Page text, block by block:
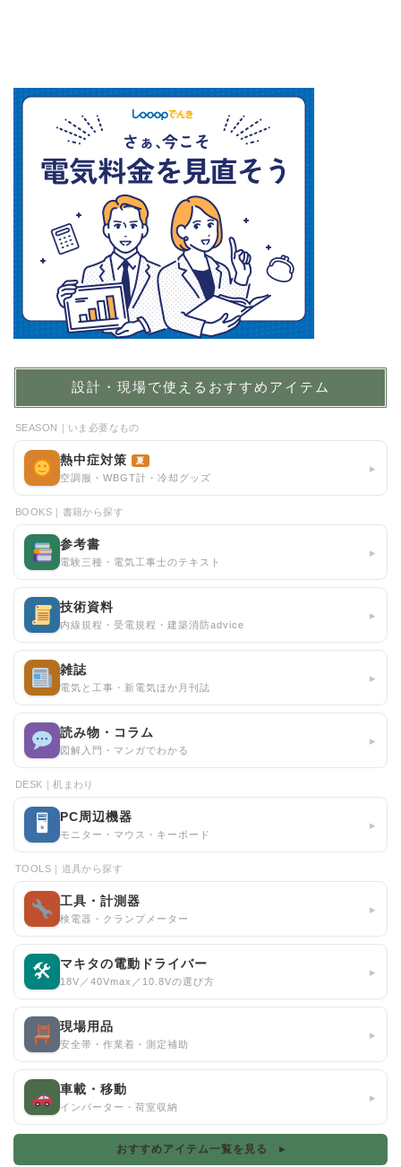
設計・現場で使えるおすすめアイテム
SEASON｜いま必要なもの
熱中症対策 夏
空調服・WBGT計・冷却グッズ
▸
BOOKS｜書籍から探す
参考書
電験三種・電気工事士のテキスト
▸
技術資料
内線規程・受電規程・建築消防advice
▸
雑誌
電気と工事・新電気ほか月刊誌
▸
読み物・コラム
図解入門・マンガでわかる
▸
DESK｜机まわり
🖥 PC周辺機器
モニター・マウス・キーボード
▸
TOOLS｜道具から探す
工具・計測器
検電器・クランプメーター
▸
🛠 マキタの電動ドライバー
18V／40Vmax／10.8Vの選び方
▸
現場用品
安全帯・作業着・測定補助
▸
車載・移動
インバーター・荷室収納
▸
おすすめアイテム一覧を見る ▸